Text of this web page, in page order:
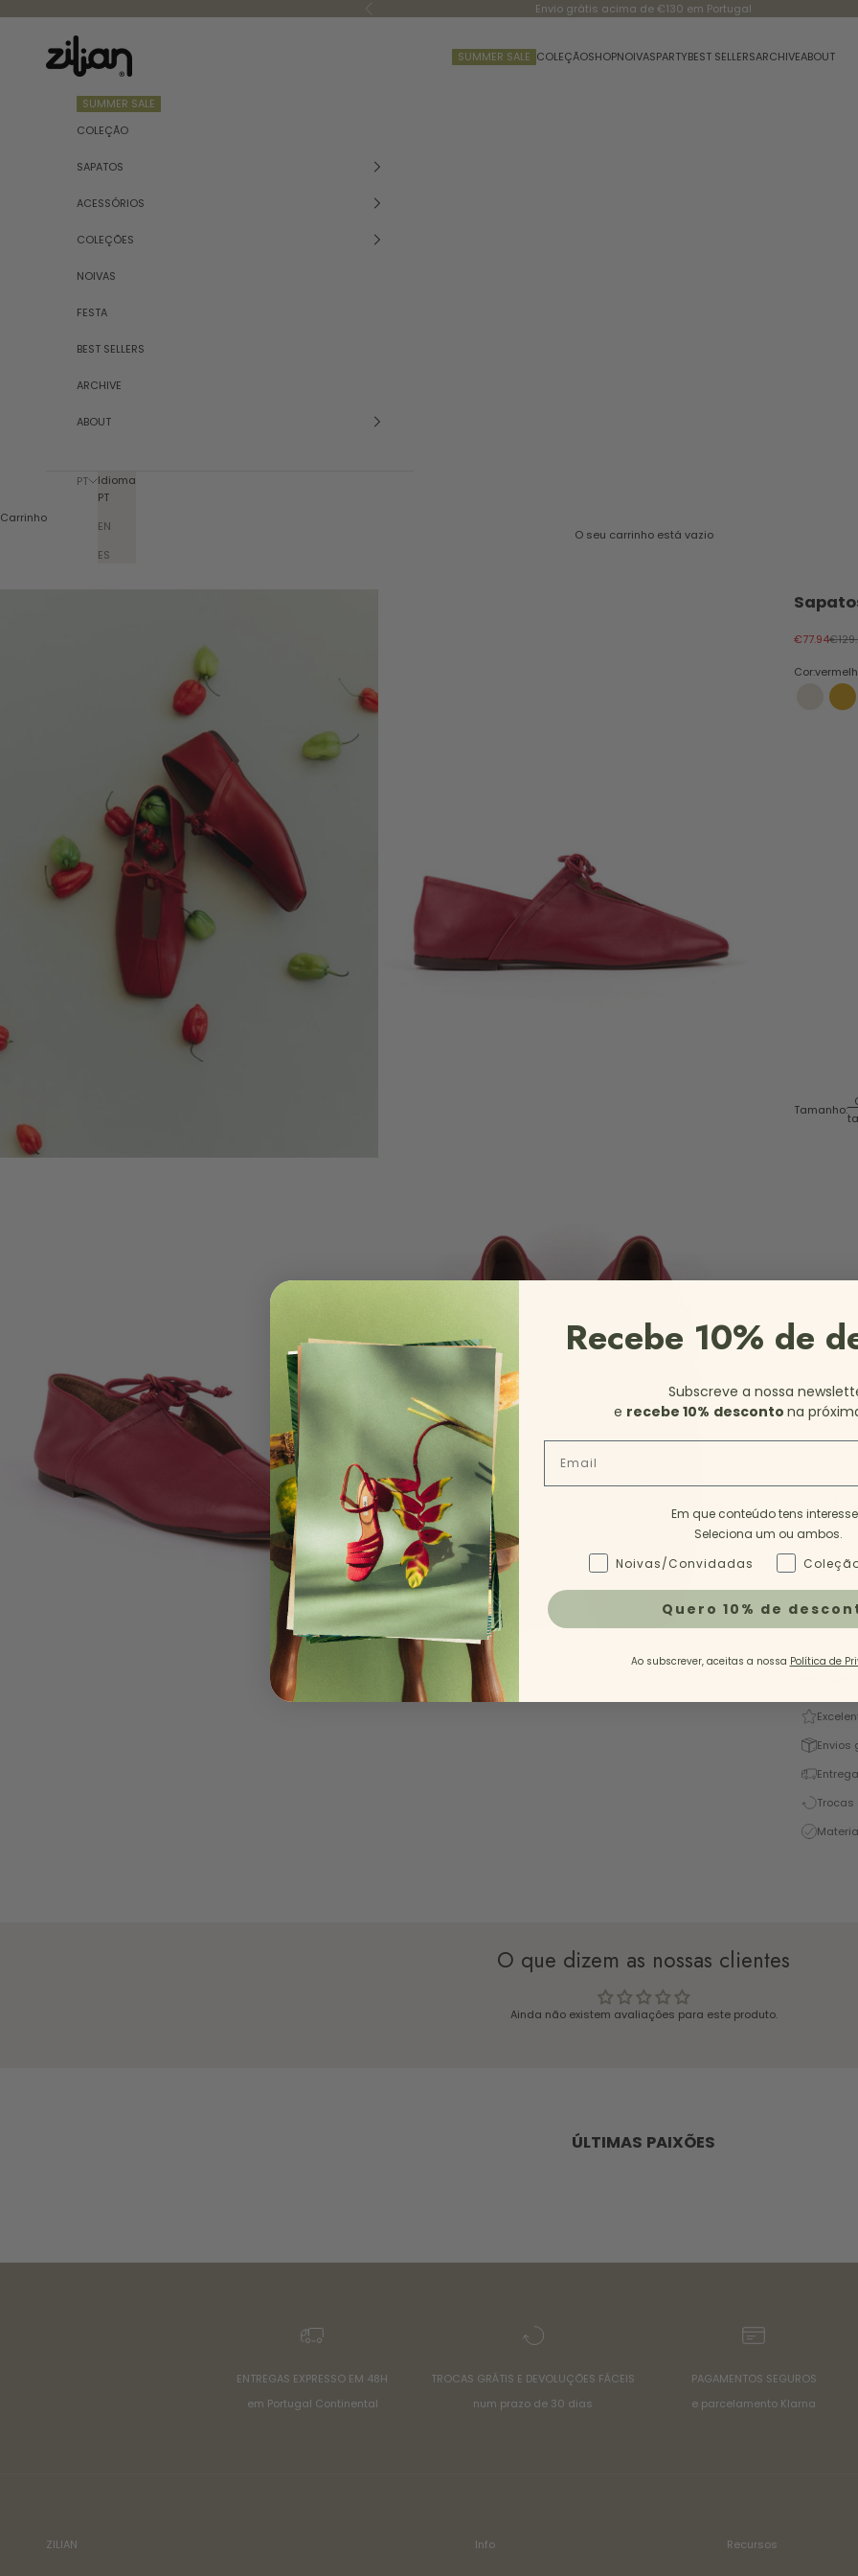
Anterior Envio grátis acima de €130 em Portugal
Zilian
SUMMER SALE COLEÇÃOSHOPNOIVASPARTYBEST SELLERSARCHIVEABOUT
SUMMER SALE
COLEÇÃO
SAPATOS
ACESSÓRIOS
COLEÇÕES
NOIVAS
FESTA
BEST SELLERS
ARCHIVE
ABOUT
PT
Idioma
PT
EN
ES
Carrinho
O seu carrinho está vazio
Preço
€77.94
Cor:
off white
Tamanho:
35
Envios
O que dizem as nossas clientes
Ainda não existem avaliações para este produto.
ÚLTIMAS PAIXÕES
ENTREGAS EXPRESSO EM 48H
em Portugal Continental
TROCAS GRÁTIS E DEVOLUÇÕES FÁCEIS
num prazo de 30 dias
PAGAMENTOS SEGUROS
e parcelamento Klarna
ZILIAN Info Recursos
Recebe 10% de
Subscreve a nossa
e recebe 10% desconto na
Em que conteúdo tens
Seleciona um ou ambos.
Tipo de Conteúdo - NL
Noivas/Convidadas
Quero 10% de
Ao subscrever, aceitas a nossa Política de